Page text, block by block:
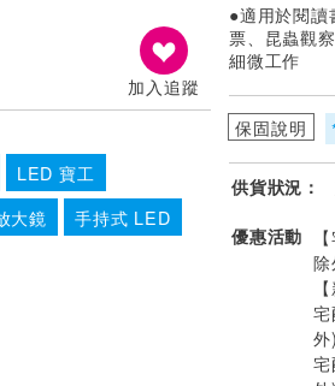
加入追蹤
LED 寶工
大鏡
手持式 LED
●適用於閱
票、昆蟲觀
細微工作
保固說明
供貨狀況：
優惠活動
外)